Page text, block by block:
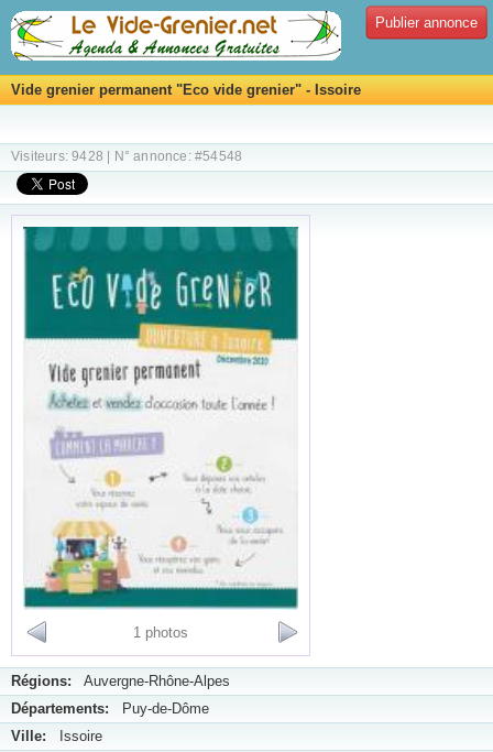
Publier annonce
Vide grenier permanent "Eco vide grenier" - Issoire
Visiteurs: 9428 | N° annonce: #54548
1 photos
Régions: Auvergne-Rhône-Alpes
Départements: Puy-de-Dôme
Ville: Issoire